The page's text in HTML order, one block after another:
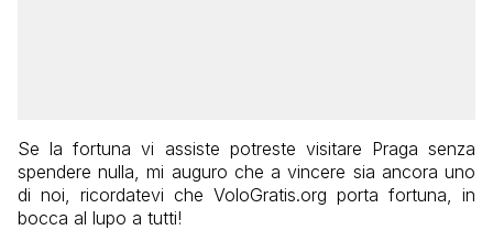
Se la fortuna vi assiste potreste visitare Praga senza
spendere nulla, mi auguro che a vincere sia ancora uno
di noi, ricordatevi che VoloGratis.org porta fortuna, in
bocca al lupo a tutti!